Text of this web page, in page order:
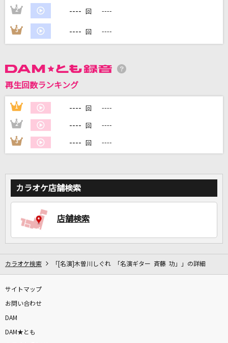
DAMの新曲・ランキングなど
DAMに会員登録・ログインして
自宅でカラオケ歌い放題！
家族や友達と一緒に！練習にも！
2 ---- 回 ----
3 ---- 回 ----
再生回数ランキング
1 ---- 回 ----
2 ---- 回 ----
3 ---- 回 ----
カラオケ店舗検索
店舗検索
カラオケ検索 「[名演]木曽川しぐれ 「名演ギター 斉藤 功」」の詳細
サイトマップ
お問い合わせ
DAM
DAM★とも